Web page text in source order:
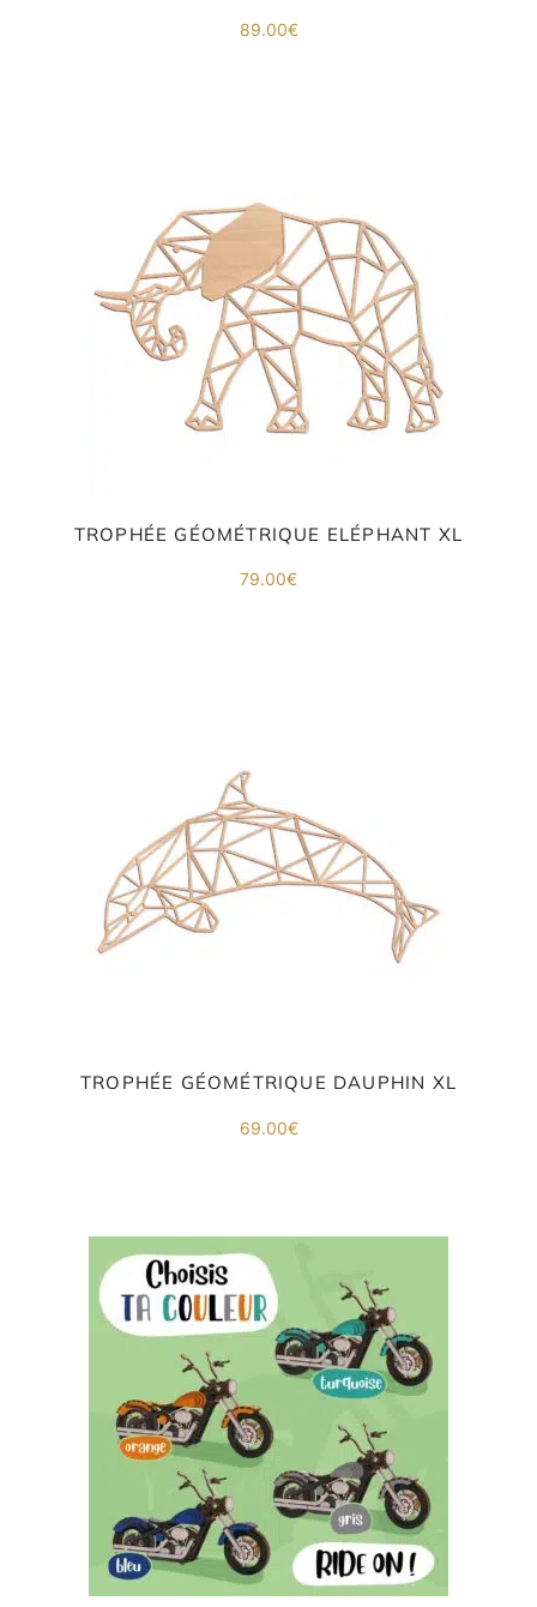
89.00€
TROPHÉE GÉOMÉTRIQUE ELÉPHANT XL
79.00€
TROPHÉE GÉOMÉTRIQUE DAUPHIN XL
69.00€
DÉCORATIONS
FAMILLE & ENFANTS
IDÉES CADEAUX
OBJETS PERSONNALISÉS